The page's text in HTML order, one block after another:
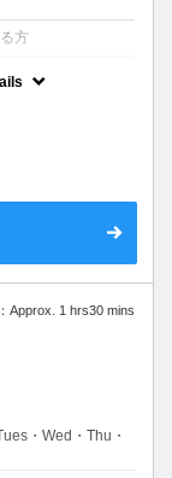
方
Approx. 1 hrs30 mins
・Wed・Thu・